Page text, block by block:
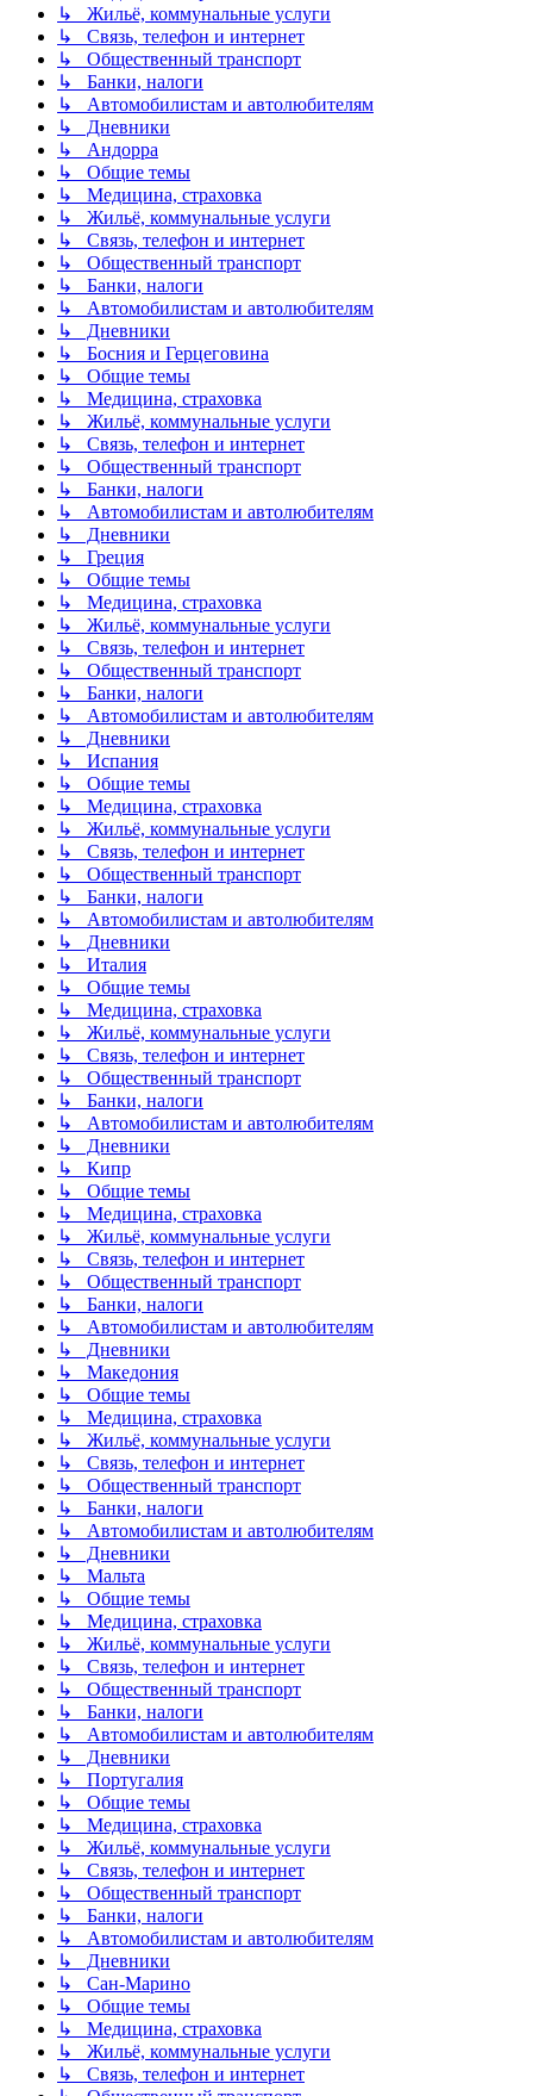
↳ Жильё, коммунальные услуги
↳ Связь, телефон и интернет
↳ Общественный транспорт
↳ Банки, налоги
↳ Автомобилистам и автолюбителям
↳ Дневники
↳ Андорра
↳ Общие темы
↳ Медицина, страховка
↳ Жильё, коммунальные услуги
↳ Связь, телефон и интернет
↳ Общественный транспорт
↳ Банки, налоги
↳ Автомобилистам и автолюбителям
↳ Дневники
↳ Босния и Герцеговина
↳ Общие темы
↳ Медицина, страховка
↳ Жильё, коммунальные услуги
↳ Связь, телефон и интернет
↳ Общественный транспорт
↳ Банки, налоги
↳ Автомобилистам и автолюбителям
↳ Дневники
↳ Греция
↳ Общие темы
↳ Медицина, страховка
↳ Жильё, коммунальные услуги
↳ Связь, телефон и интернет
↳ Общественный транспорт
↳ Банки, налоги
↳ Автомобилистам и автолюбителям
↳ Дневники
↳ Испания
↳ Общие темы
↳ Медицина, страховка
↳ Жильё, коммунальные услуги
↳ Связь, телефон и интернет
↳ Общественный транспорт
↳ Банки, налоги
↳ Автомобилистам и автолюбителям
↳ Дневники
↳ Италия
↳ Общие темы
↳ Медицина, страховка
↳ Жильё, коммунальные услуги
↳ Связь, телефон и интернет
↳ Общественный транспорт
↳ Банки, налоги
↳ Автомобилистам и автолюбителям
↳ Дневники
↳ Кипр
↳ Общие темы
↳ Медицина, страховка
↳ Жильё, коммунальные услуги
↳ Связь, телефон и интернет
↳ Общественный транспорт
↳ Банки, налоги
↳ Автомобилистам и автолюбителям
↳ Дневники
↳ Македония
↳ Общие темы
↳ Медицина, страховка
↳ Жильё, коммунальные услуги
↳ Связь, телефон и интернет
↳ Общественный транспорт
↳ Банки, налоги
↳ Автомобилистам и автолюбителям
↳ Дневники
↳ Мальта
↳ Общие темы
↳ Медицина, страховка
↳ Жильё, коммунальные услуги
↳ Связь, телефон и интернет
↳ Общественный транспорт
↳ Банки, налоги
↳ Автомобилистам и автолюбителям
↳ Дневники
↳ Португалия
↳ Общие темы
↳ Медицина, страховка
↳ Жильё, коммунальные услуги
↳ Связь, телефон и интернет
↳ Общественный транспорт
↳ Банки, налоги
↳ Автомобилистам и автолюбителям
↳ Дневники
↳ Сан-Марино
↳ Общие темы
↳ Медицина, страховка
↳ Жильё, коммунальные услуги
↳ Связь, телефон и интернет